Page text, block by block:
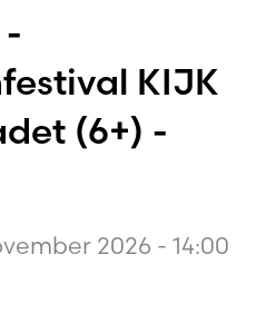
KIJK
(6+) -
2026 - 14:00